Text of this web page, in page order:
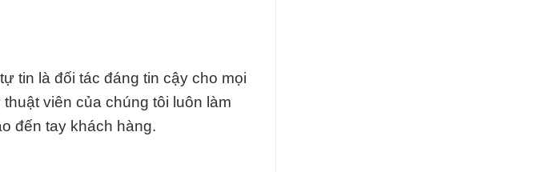
tin là đối tác đáng tin cậy cho mọi
viên của chúng tôi luôn làm
đến tay khách hàng.